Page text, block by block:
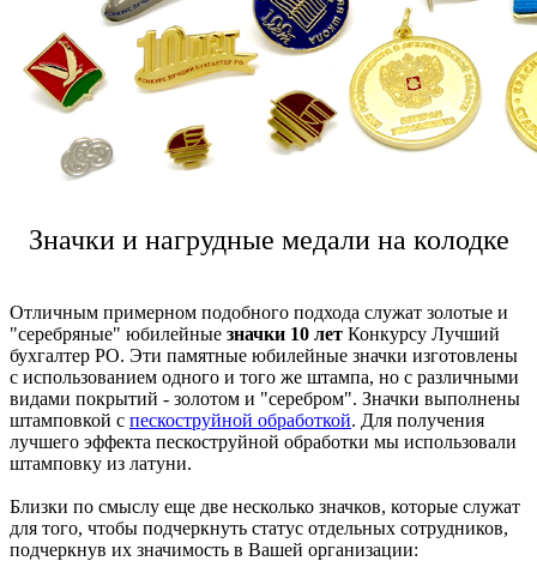
Значки и нагрудные медали на колодке
Отличным примерном подобного подхода служат золотые и
"серебряные" юбилейные значки 10 лет Конкурсу Лучший
бухгалтер РО. Эти памятные юбилейные значки изготовлены
с использованием одного и того же штампа, но с различными
видами покрытий - золотом и "серебром". Значки выполнены
штамповкой с пескоструйной обработкой. Для получения
лучшего эффекта пескоструйной обработки мы использовали
штамповку из латуни.
Близки по смыслу еще две несколько значков, которые служат
для того, чтобы подчеркнуть статус отдельных сотрудников,
подчеркнув их значимость в Вашей организации: